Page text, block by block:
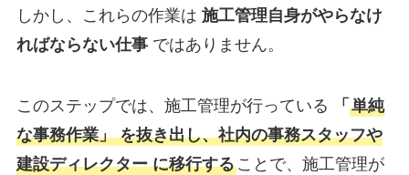
しかし、これらの作業は 施工管理自身がやらなけ
ればならない仕事ではありません。
このステップでは、施工管理が行っている 「 単純
な事務作業」 を抜き出し、社内の事務スタッフや
建設ディレクター に移行することで、施工管理が